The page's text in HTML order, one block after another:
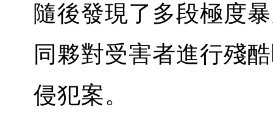
隨後發現了多段極度
同夥對受害者進行殘
侵犯案。